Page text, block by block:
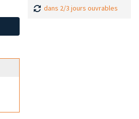
dans 2/3 jours ouvrables